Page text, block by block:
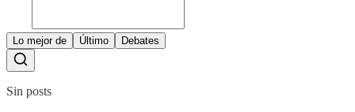
Lo mejor de Último Debates
Sin posts